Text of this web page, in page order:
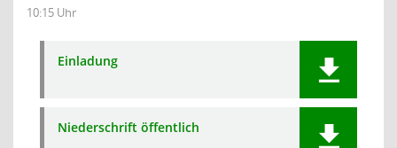
10:15 Uhr
Einladung
Niederschrift öffentlich